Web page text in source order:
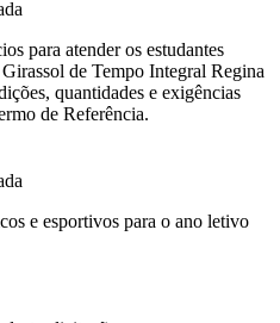
para atender os estudantes
de Tempo Integral Regina
quantidades e exigências
de Referência.
e esportivos para o ano letivo